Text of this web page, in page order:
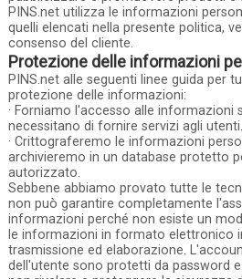
PINS.net utilizza le informazioni
quelli elencati nella presente politica,
consenso del cliente.
Protezione delle informazioni
PINS.net alle seguenti linee guida per
protezione delle informazioni:
· Forniamo l'accesso alle informazioni
necessitano di fornire servizi agli utenti.
· Crittograferemo le informazioni
archivieremo in un database protetto
autorizzato.
Sebbene abbiamo provato tutte le
non può garantire completamente
informazioni perché non esiste un
le informazioni in formato elettronico
trasmissione ed elaborazione.
dell'utente sono protetti da password